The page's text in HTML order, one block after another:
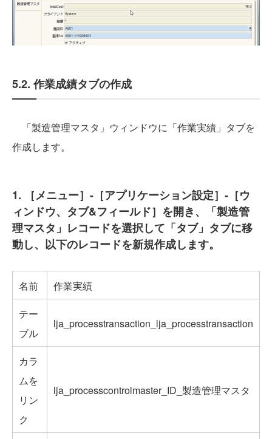
5.2. 作業成績タブの作成
「製造管理マスタ」ウィンドウに「作業実績」タブを
作成します。
1. ［メニュー］-［アプリケーション設定］-［ウ
ィンドウ、タブ&フィールド］を開き、「製造管
理マスタ」レコードを選択して「タブ」タブに移
動し、以下のレコードを新規作成します。
名前
作業実績
テー
ブル
lja_processtransaction_lja_processtransaction
カラ
ムを
リン
ク
lja_processcontrolmaster_ID_製造管理マスタ